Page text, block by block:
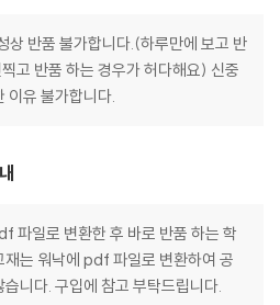
상 반품 불가합니다.(하루만에 보고 반
고 반품 하는 경우가 허다해요) 신중
이유 불가합니다.
파일로 변환한 후 바로 반품 하는 학
재는 워낙에 pdf 파일로 변환하여 공
니다. 구입에 참고 부탁드립니다.